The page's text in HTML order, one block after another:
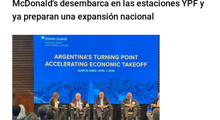
McDonald's desembarca en las estaciones YPF y
ya preparan una expansión nacional